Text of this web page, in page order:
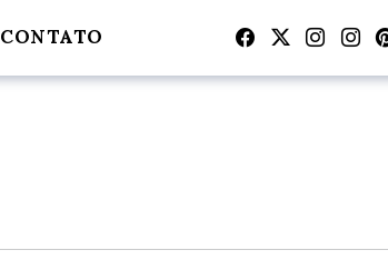
CONTATO